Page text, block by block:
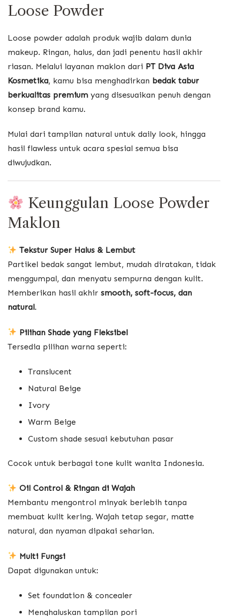
Loose Powder
Loose powder adalah produk wajib dalam dunia
makeup. Ringan, halus, dan jadi penentu hasil akhir
riasan. Melalui layanan maklon dari PT Diva Asia
Kosmetika, kamu bisa menghadirkan bedak tabur
berkualitas premium yang disesuaikan penuh dengan
konsep brand kamu.
Mulai dari tampilan natural untuk daily look, hingga
hasil flawless untuk acara spesial semua bisa
diwujudkan.
Keunggulan Loose Powder
Maklon
Tekstur Super Halus & Lembut
Partikel bedak sangat lembut, mudah diratakan, tidak
menggumpal, dan menyatu sempurna dengan kulit.
Memberikan hasil akhir smooth, soft-focus, dan
natural.
Pilihan Shade yang Fleksibel
Tersedia pilihan warna seperti:
Translucent
Natural Beige
Ivory
Warm Beige
Custom shade sesuai kebutuhan pasar
Cocok untuk berbagai tone kulit wanita Indonesia.
Oil Control & Ringan di Wajah
Membantu mengontrol minyak berlebih tanpa
membuat kulit kering. Wajah tetap segar, matte
natural, dan nyaman dipakai seharian.
Multi Fungsi
Dapat digunakan untuk:
Set foundation & concealer
Menghaluskan tampilan pori